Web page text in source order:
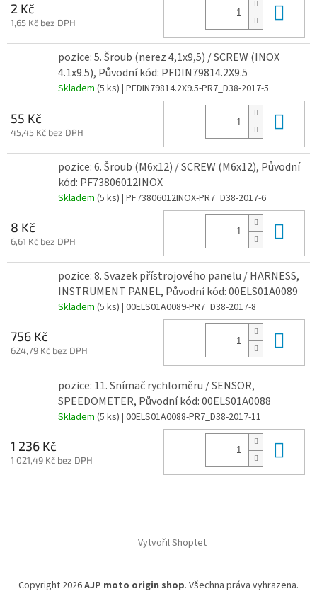
2 Kč
1,65 Kč bez DPH
pozice: 5. Šroub (nerez 4,1x9,5) / SCREW (INOX
4.1x9.5), Původní kód: PFDIN79814.2X9.5
Skladem (5 ks) | PFDIN79814.2X9.5-PR7_D38-2017-5
55 Kč
45,45 Kč bez DPH
pozice: 6. Šroub (M6x12) / SCREW (M6x12), Původní
kód: PF73806012INOX
Skladem (5 ks) | PF73806012INOX-PR7_D38-2017-6
8 Kč
6,61 Kč bez DPH
pozice: 8. Svazek přístrojového panelu / HARNESS,
INSTRUMENT PANEL, Původní kód: 00ELS01A0089
Skladem (5 ks) | 00ELS01A0089-PR7_D38-2017-8
756 Kč
624,79 Kč bez DPH
pozice: 11. Snímač rychloměru / SENSOR,
SPEEDOMETER, Původní kód: 00ELS01A0088
Skladem (5 ks) | 00ELS01A0088-PR7_D38-2017-11
1 236 Kč
1 021,49 Kč bez DPH
Vytvořil Shoptet
Copyright 2026AJP moto origin shop. Všechna práva vyhrazena.